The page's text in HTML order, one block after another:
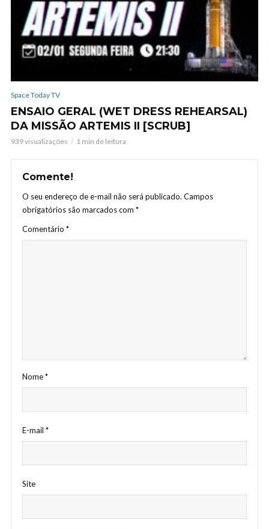
Space Today TV
ENSAIO GERAL (WET DRESS REHEARSAL)
DA MISSÃO ARTEMIS II [SCRUB]
939 visualizações 1 min de leitura
Comente!
O seu endereço de e-mail não será publicado. Campos
obrigatórios são marcados com *
Comentário *
Nome*
E-mail *
Site